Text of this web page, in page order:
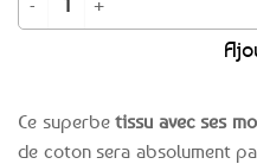
Ce superbe tissu avec ses
de coton sera absolument